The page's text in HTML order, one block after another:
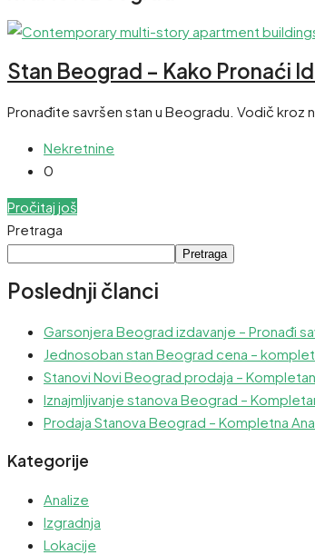
Stan Beograd – Kako Pronaći
Pronađite savršen stan u Beogradu. Vodič kroz
Nekretnine
0
Pročitaj još
Pretraga
Pretraga
Poslednji članci
Garsonjera Beograd izdavanje – Pronađi
Jednosoban stan Beograd cena –
Stanovi Novi Beograd prodaja –
Iznajmljivanje stanova Beograd –
Prodaja Stanova Beograd – Kompletna
Kategorije
Analize
Izgradnja
Lokacije